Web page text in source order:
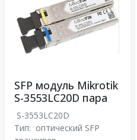
SFP модуль Mikrotik
S-3553LC20D пара
S-3553LC20D
Тип: оптический SFP